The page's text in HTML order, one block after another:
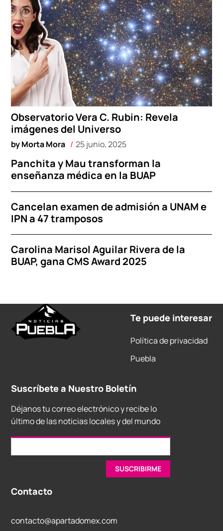
Observatorio Vera C. Rubin: Revela
imágenes del Universo
byMorta Mora 25 junio, 2025
Panchita y Mau transforman la
enseñanza médica en la BUAP
Cancelan examen de admisión a UNAM e
IPN a 47 tramposos
Carolina Marisol Aguilar Rivera de la
BUAP, gana CMS Award 2025
Te puede interesar
Política de privacidad
Puebla
Suscríbete a Nuestro Boletín
Déjanos tu correo electrónico y recibe lo
último de las noticias locales y del mundo
Contacto
contacto@apartadomex.com